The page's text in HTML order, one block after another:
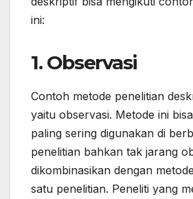
ini:
1. Observasi
Contoh metode penelitian
yaitu observasi. Metode ini
paling sering digunakan di
penelitian bahkan tak jarang
dikombinasikan dengan
satu penelitian. Peneliti yang